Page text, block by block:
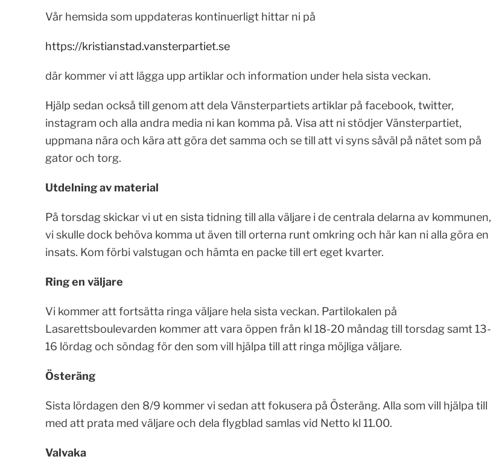
Vår hemsida som uppdateras kontinuerligt hittar ni på
https://kristianstad.vansterpartiet.se
där kommer vi att lägga upp artiklar och information under hela sista veckan.
Hjälp sedan också till genom att dela Vänsterpartiets artiklar på facebook, twitter,
instagram och alla andra media ni kan komma på. Visa att ni stödjer Vänsterpartiet,
uppmana nära och kära att göra det samma och se till att vi syns såväl på nätet som på
gator och torg.
Utdelning av material
På torsdag skickar vi ut en sista tidning till alla väljare i de centrala delarna av kommunen,
vi skulle dock behöva komma ut även till orterna runt omkring och här kan ni alla göra en
insats. Kom förbi valstugan och hämta en packe till ert eget kvarter.
Ring en väljare
Vi kommer att fortsätta ringa väljare hela sista veckan. Partilokalen på
Lasarettsboulevarden kommer att vara öppen från kl 18-20 måndag till torsdag samt 13-
16 lördag och söndag för den som vill hjälpa till att ringa möjliga väljare.
Österäng
Sista lördagen den 8/9 kommer vi sedan att fokusera på Österäng. Alla som vill hjälpa till
med att prata med väljare och dela flygblad samlas vid Netto kl 11.00.
Valvaka